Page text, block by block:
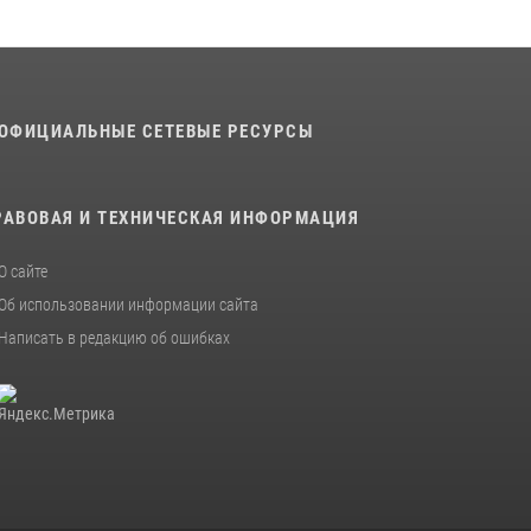
СЕТЕВЫЕ РЕСУРСЫ
И ТЕХНИЧЕСКАЯ ИНФОРМАЦИЯ
О сайте
Об использовании информации сайта
Написать в редакцию об ошибках